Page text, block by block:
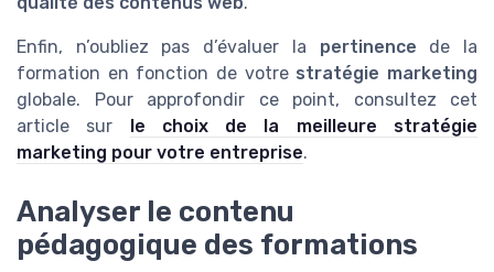
Enfin, n’oubliez pas d’évaluer la pertinence de la
formation en fonction de votre stratégie marketing
globale. Pour approfondir ce point, consultez cet
article sur le choix de la meilleure stratégie
marketing pour votre entreprise.
Analyser le contenu
pédagogique des formations